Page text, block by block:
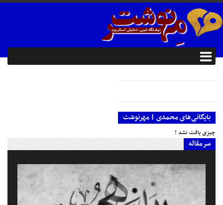
بایگانی‌های محمدی | مهرنوشت
چیزی یافت نشد !
سرمقاله